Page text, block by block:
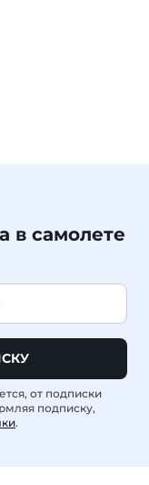
в самолете
от подписки
подписку,
.